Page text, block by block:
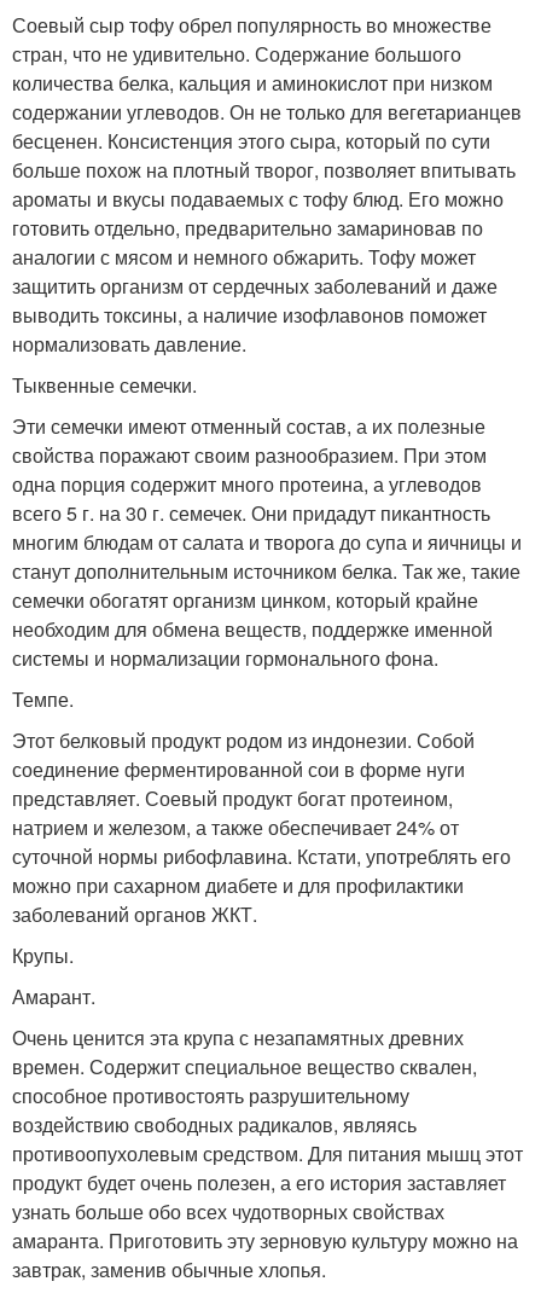
Соевый сыр тофу обрел популярность во множестве
стран, что не удивительно. Содержание большого
количества белка, кальция и аминокислот при низком
содержании углеводов. Он не только для вегетарианцев
бесценен. Консистенция этого сыра, который по сути
больше похож на плотный творог, позволяет впитывать
ароматы и вкусы подаваемых с тофу блюд. Его можно
готовить отдельно, предварительно замариновав по
аналогии с мясом и немного обжарить. Тофу может
защитить организм от сердечных заболеваний и даже
выводить токсины, а наличие изофлавонов поможет
нормализовать давление.
Тыквенные семечки.
Эти семечки имеют отменный состав, а их полезные
свойства поражают своим разнообразием. При этом
одна порция содержит много протеина, а углеводов
всего 5 г. на 30 г. семечек. Они придадут пикантность
многим блюдам от салата и творога до супа и яичницы и
станут дополнительным источником белка. Так же, такие
семечки обогатят организм цинком, который крайне
необходим для обмена веществ, поддержке именной
системы и нормализации гормонального фона.
Темпе.
Этот белковый продукт родом из индонезии. Собой
соединение ферментированной сои в форме нуги
представляет. Соевый продукт богат протеином,
натрием и железом, а также обеспечивает 24% от
суточной нормы рибофлавина. Кстати, употреблять его
можно при сахарном диабете и для профилактики
заболеваний органов ЖКТ.
Крупы.
Амарант.
Очень ценится эта крупа с незапамятных древних
времен. Содержит специальное вещество сквален,
способное противостоять разрушительному
воздействию свободных радикалов, являясь
противоопухолевым средством. Для питания мышц этот
продукт будет очень полезен, а его история заставляет
узнать больше обо всех чудотворных свойствах
амаранта. Приготовить эту зерновую культуру можно на
завтрак, заменив обычные хлопья.